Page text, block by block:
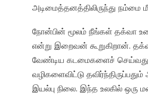
அடிமைத்தனத்திலிருந்து நம்மை
நோன்பின் மூலம் நீங்கள் தக்வா
என்று இறைவன் கூறுகிறான்.
வேண்டிய கடமைகளைச்
வழிகளைவிட்டு
இயல்பு நிலை. இந்த உலகில் ஒரு